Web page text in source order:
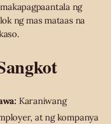
ng
ng mas mataas na
Karaniwang
at ng kompanya